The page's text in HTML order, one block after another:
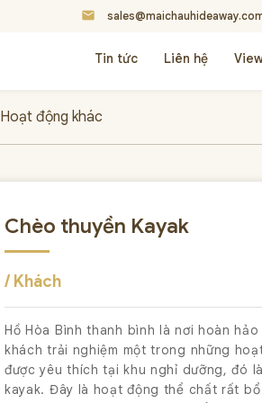
mail
Tin tức Liên hệ
Hoạt động khác
Chèo thuyền Kayak
/ Khách
Hồ Hòa Bình thanh bình là nơi hoàn
khách trải nghiệm một trong những
được yêu thích tại khu nghỉ dưỡng, đó
kayak. Đây là hoạt động thể chất rất